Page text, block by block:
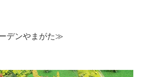
デンやまがた≫